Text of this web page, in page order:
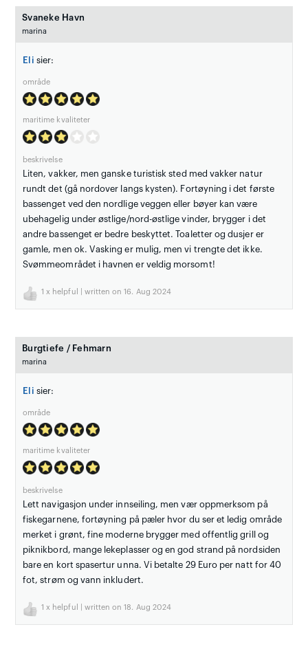
Svaneke Havn
marina
Eli sier:
område
maritime kvaliteter
beskrivelse
Liten, vakker, men ganske turistisk sted med vakker natur
rundt det (gå nordover langs kysten). Fortøyning i det første
bassenget ved den nordlige veggen eller bøyer kan være
ubehagelig under østlige/nord-østlige vinder, brygger i det
andre bassenget er bedre beskyttet. Toaletter og dusjer er
gamle, men ok. Vasking er mulig, men vi trengte det ikke.
Svømmeområdet i havnen er veldig morsomt!
1 x helpful | written on 16. Aug 2024
Burgtiefe / Fehmarn
marina
Eli sier:
område
maritime kvaliteter
beskrivelse
Lett navigasjon under innseiling, men vær oppmerksom på
fiskegarnene, fortøyning på pæler hvor du ser et ledig område
merket i grønt, fine moderne brygger med offentlig grill og
piknikbord, mange lekeplasser og en god strand på nordsiden
bare en kort spasertur unna. Vi betalte 29 Euro per natt for 40
fot, strøm og vann inkludert.
1 x helpful | written on 18. Aug 2024